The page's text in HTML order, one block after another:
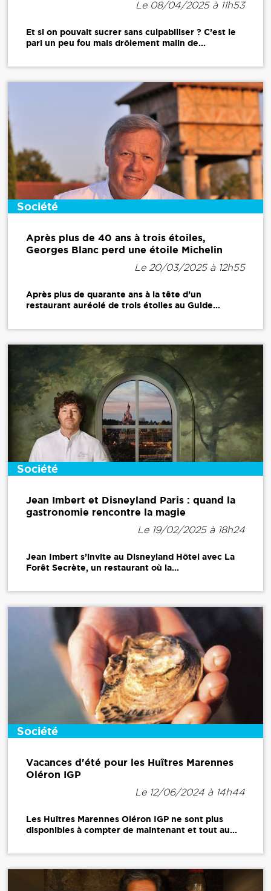
Le 08/04/2025 à 11h53
Et si on pouvait sucrer sans culpabiliser ? C’est le
pari un peu fou mais drôlement malin de...
Société
Après plus de 40 ans à trois étoiles,
Georges Blanc perd une étoile Michelin
Le 20/03/2025 à 12h55
Après plus de quarante ans à la tête d’un
restaurant auréolé de trois étoiles au Guide...
Société
Jean Imbert et Disneyland Paris : quand la
gastronomie rencontre la magie
Le 19/02/2025 à 18h24
Jean Imbert s’invite au Disneyland Hôtel avec La
Forêt Secrète, un restaurant où la...
Société
Vacances d'été pour les Huîtres Marennes
Oléron IGP
Le 12/06/2024 à 14h44
Les Huîtres Marennes Oléron IGP ne sont plus
disponibles à compter de maintenant et tout au...